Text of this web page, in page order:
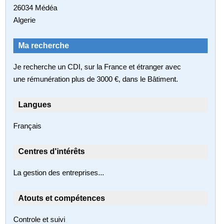
26034 Médéa
Algerie
Ma recherche
Je recherche un CDI, sur la France et étranger avec
une rémunération plus de 3000 €, dans le Bâtiment.
Langues
Français
Centres d'intérêts
La gestion des entreprises...
Atouts et compétences
Controle et suivi